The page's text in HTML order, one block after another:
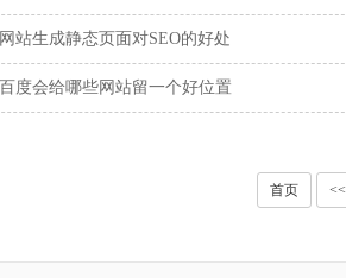
网站生成静态页面对SEO的好处
百度会给哪些网站留一个好位置
首页 <<